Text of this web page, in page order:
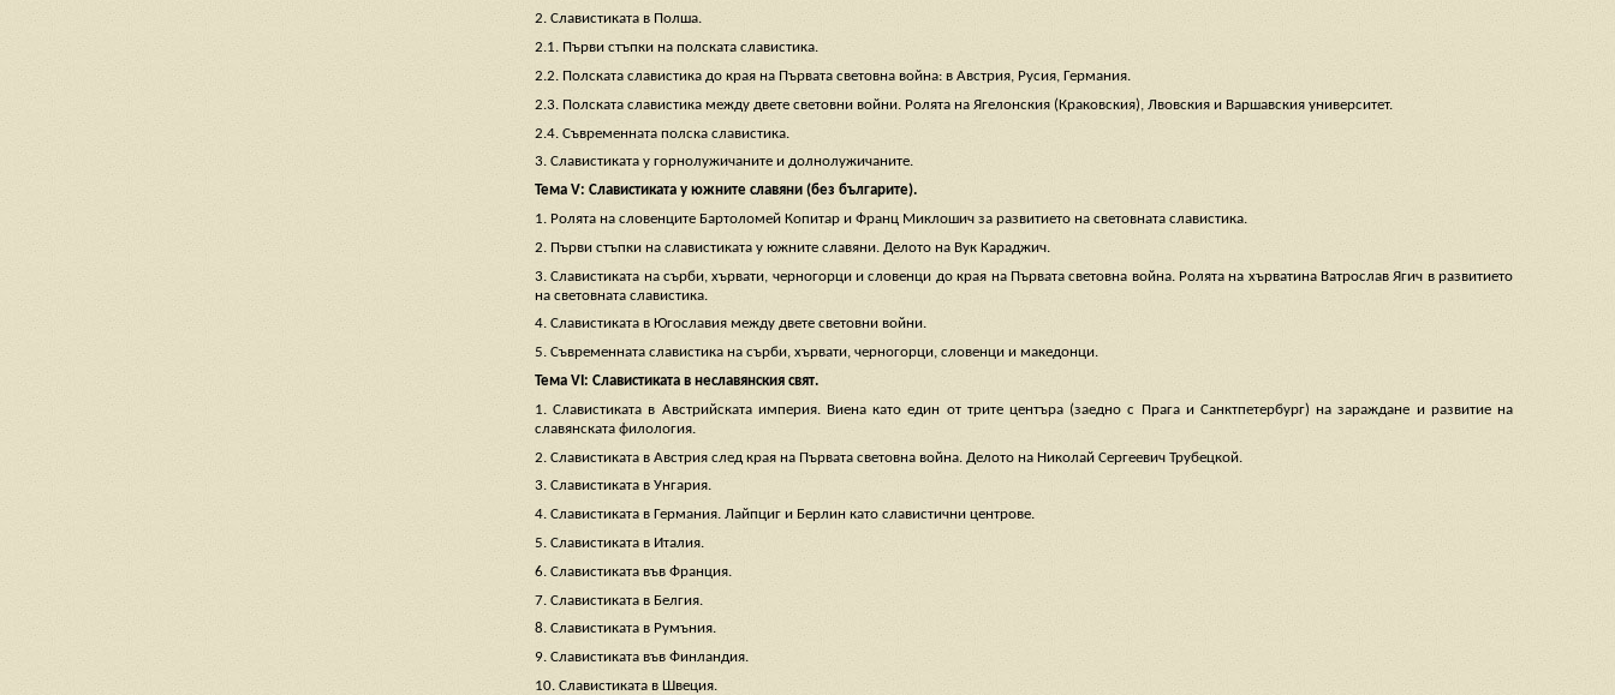
2. Славистиката в Полша.
2.1. Първи стъпки на полската славистика.
2.2. Полската славистика до края на Първата световна война: в Австрия, Русия, Германия.
2.3. Полската славистика между двете световни войни. Ролята на Ягелонския (Краковския), Лвовския и Варшавския университет.
2.4. Съвременната полска славистика.
3. Славистиката у горнолужичаните и долнолужичаните.
Тема V: Славистиката у южните славяни (без българите).
1. Ролята на словенците Бартоломей Копитар и Франц Миклошич за развитието на световната славистика.
2. Първи стъпки на славистиката у южните славяни. Делото на Вук Караджич.
3. Славистиката на сърби, хървати, черногорци и словенци до края на Първата световна война. Ролята на хърватина Ватрослав Ягич в развитието
на световната славистика.
4. Славистиката в Югославия между двете световни войни.
5. Съвременната славистика на сърби, хървати, черногорци, словенци и македонци.
Тема VІ: Славистиката в неславянския свят.
1. Славистиката в Австрийската империя. Виена като един от трите центъра (заедно с Прага и Санктпетербург) на зараждане и развитие на
славянската филология.
2. Славистиката в Австрия след края на Първата световна война. Делото на Николай Сергеевич Трубецкой.
3. Славистиката в Унгария.
4. Славистиката в Германия. Лайпциг и Берлин като славистични центрове.
5. Славистиката в Италия.
6. Славистиката във Франция.
7. Славистиката в Белгия.
8. Славистиката в Румъния.
9. Славистиката във Финландия.
10. Славистиката в Швеция.